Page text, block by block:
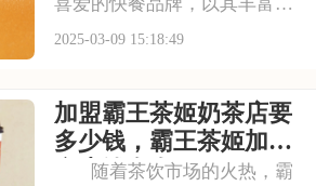
产品线、实惠的价格和亲切的
莱士的美食都非常受人欢迎。
那么，想要开设一家华莱士快
餐店，加盟费用是多
2025-03-09 15:18:49
加盟霸王茶姬奶茶店要
多少钱，霸王茶姬加盟
多少钱左右
随着茶饮市场的火热，霸